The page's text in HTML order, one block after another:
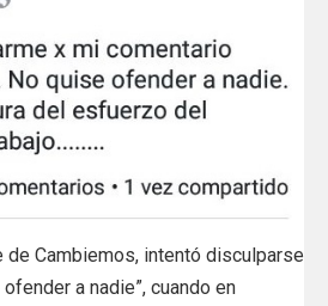
de Cambiemos, intentó disculparse
a nadie”, cuando en